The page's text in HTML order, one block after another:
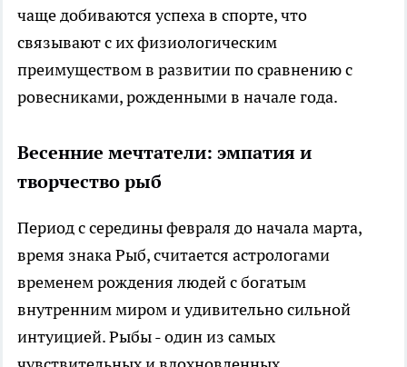
чаще добиваются успеха в спорте, что
связывают с их физиологическим
преимуществом в развитии по сравнению с
ровесниками, рожденными в начале года.
Весенние мечтатели: эмпатия и
творчество рыб
Период с середины февраля до начала марта,
время знака Рыб, считается астрологами
временем рождения людей с богатым
внутренним миром и удивительно сильной
интуицией. Рыбы - один из самых